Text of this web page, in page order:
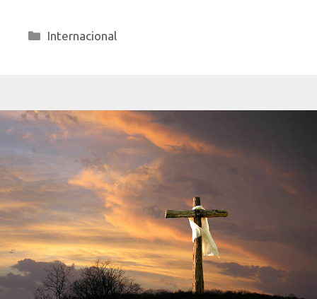
Categorías
Internacional